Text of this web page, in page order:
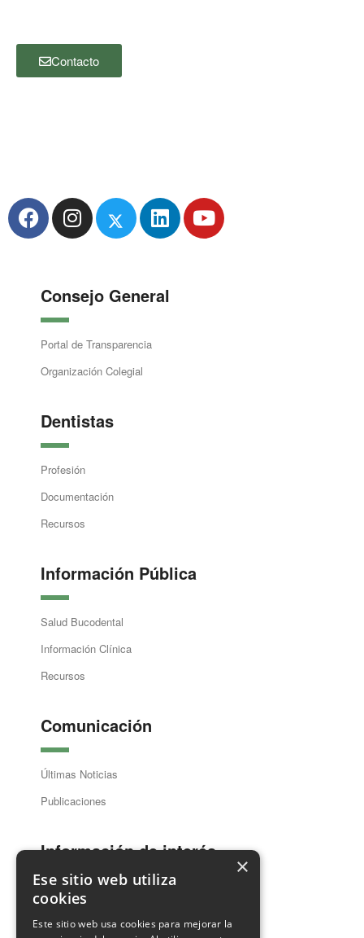
Contacto
Consejo General
Portal de Transparencia
Organización Colegial
Dentistas
Profesión
Documentación
Recursos
Información Pública
Salud Bucodental
Información Clínica
Recursos
Comunicación
Últimas Noticias
Publicaciones
Información de interés
Guía Dentistas
Ventanilla Única
×
Ese sitio web utiliza
cookies
Este sitio web usa cookies para mejorar la